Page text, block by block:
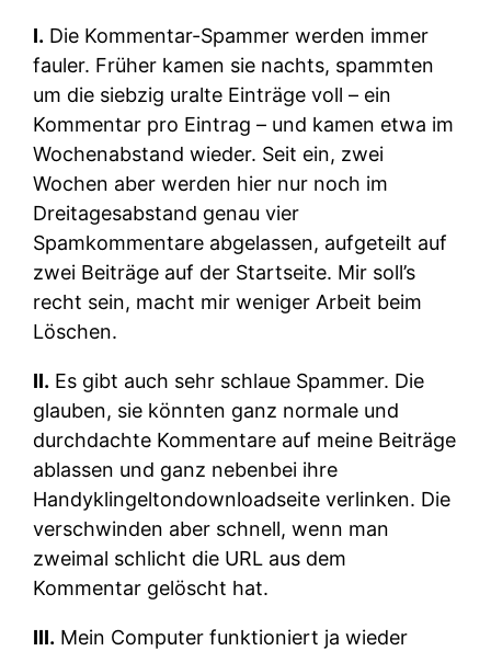
I. Die Kommentar-Spammer werden immer
fauler. Früher kamen sie nachts, spammten
um die siebzig uralte Einträge voll – ein
Kommentar pro Eintrag – und kamen etwa im
Wochenabstand wieder. Seit ein, zwei
Wochen aber werden hier nur noch im
Dreitagesabstand genau vier
Spamkommentare abgelassen, aufgeteilt auf
zwei Beiträge auf der Startseite. Mir soll’s
recht sein, macht mir weniger Arbeit beim
Löschen.
II. Es gibt auch sehr schlaue Spammer. Die
glauben, sie könnten ganz normale und
durchdachte Kommentare auf meine Beiträge
ablassen und ganz nebenbei ihre
Handyklingeltondownloadseite verlinken. Die
verschwinden aber schnell, wenn man
zweimal schlicht die URL aus dem
Kommentar gelöscht hat.
III. Mein Computer funktioniert ja wieder